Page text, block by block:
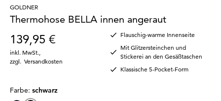
GOLDNER
Thermohose BELLA innen angeraut
139,95 €
inkl. MwSt.
zzgl. Versandkosten
Flauschig-warme Innenseite
Mit Glitzersteinchen und
Stickerei an den Gesäßtaschen
Klassische 5-Pocket-Form
Farbe: schwarz